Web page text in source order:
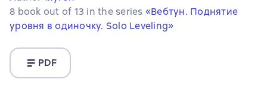
8 book out of 13 in the series «Вебтун. Поднятие
уровня в одиночку. Solo Leveling»
PDF